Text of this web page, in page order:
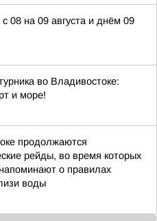
08 на 09 августа и днём 09
во Владивостоке:
и море!
продолжаются
рейды, во время которых
о правилах
воды